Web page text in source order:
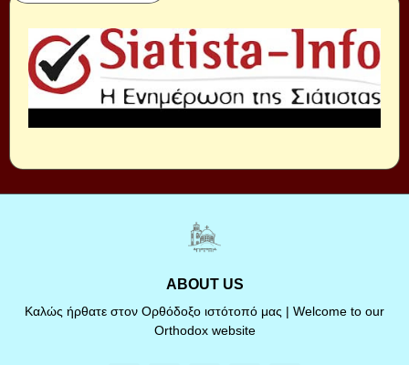
ABOUT US
Καλώς ήρθατε στον Ορθόδοξο ιστότοπό μας | Welcome to our
Orthodox website